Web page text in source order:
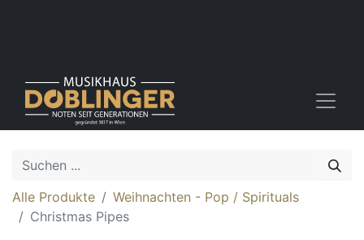
Alle Produkte
Weihnachten - Pop / Spirituals
Christmas Pipes